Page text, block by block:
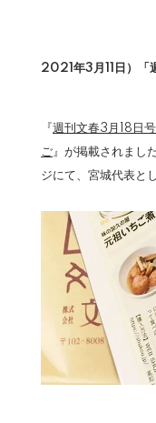
2021年3月11日）「
『 週刊文春3月18日号
ご』が掲載されまし
ジにて、宮城代表と